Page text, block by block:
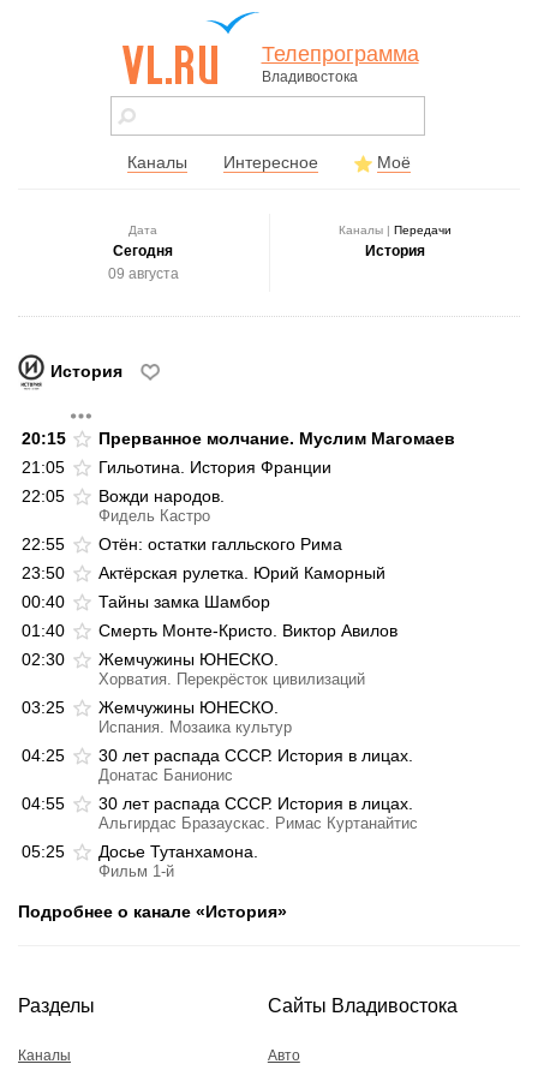
vl.ru - сайт
города
Телепрограмма
Владивостока
Каналы Интересное Моё
Дата
Сегодня
09 августа
Каналы | Передачи
История
История
20:15
Прерванное молчание. Муслим Магомаев
21:05
Гильотина. История Франции
22:05
Вожди народов.
Фидель Кастро
22:55
Отён: остатки галльского Рима
23:50
Актёрская рулетка. Юрий Каморный
00:40
Тайны замка Шамбор
01:40
Смерть Монте-Кристо. Виктор Авилов
02:30
Жемчужины ЮНЕСКО.
Хорватия. Перекрёсток цивилизаций
03:25 Жемчужины ЮНЕСКО.
Испания. Мозаика культур
04:25 30 лет распада СССР. История в лицах.
Донатас Банионис
04:55 30 лет распада СССР. История в лицах.
Альгирдас Бразаускас. Римас Куртанайтис
05:25 Досье Тутанхамона.
Фильм 1-й
Подробнее о канале «История»
Разделы
Каналы
Сайты Владивостока
Авто